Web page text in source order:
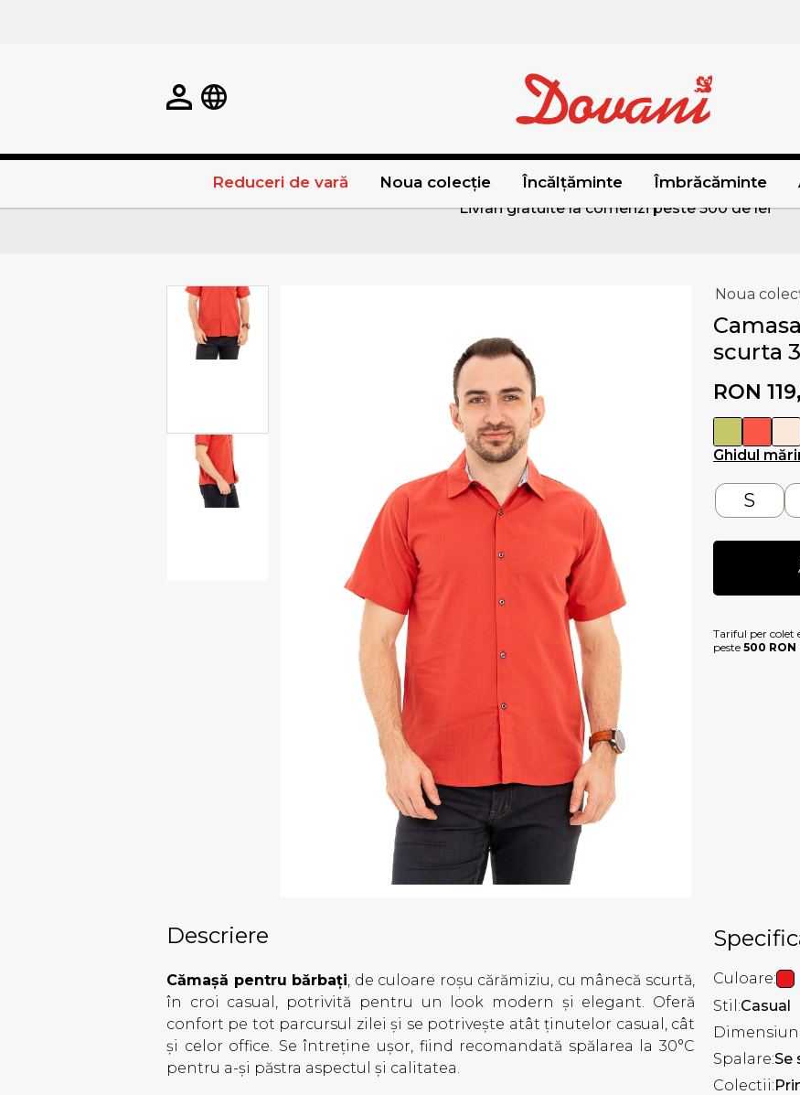
Reduceri de vară Noua colecție Încălțăminte Îmbrăcăminte
Livrari gratuite la comenzi peste 500 de lei
Noua
scurta
RON
Ghidul
S
Tariful per colet
peste 500 RON
Descriere
Cămașă pentru bărbați, de culoare roșu cărămiziu, cu mânecă scurtă,
în croi casual, potrivită pentru un look modern și elegant. Oferă
confort pe tot parcursul zilei și se potrivește atât ținutelor casual, cât
și celor office. Se întreține ușor, fiind recomandată spălarea la 30°C
pentru a-și păstra aspectul și calitatea.
Culoare:
Stil:Casual
Spalare:Se
Colectii: